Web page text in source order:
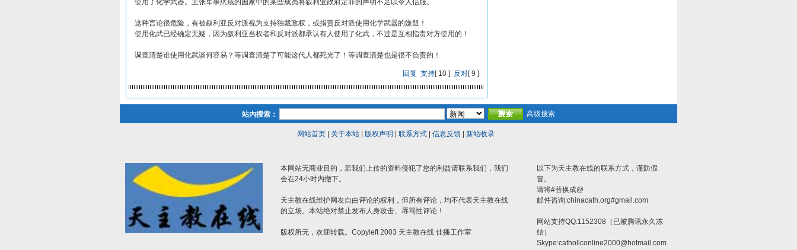
使用了化学武器。主张军事惩戒的国家中的某些成员将叙利亚政府定罪的声明不足以令人信服。
这种言论很危险，有被叙利亚反对派视为支持独裁政权，或指责反对派使用化学武器的嫌疑！
使用化武已经确定无疑，因为叙利亚当权者和反对派都承认有人使用了化武，不过是互相指责对方使用的！
调查清楚谁使用化武谈何容易？等调查清楚了可能这代人都死光了！等调查清楚也是很不负责的！
回复 支持[10 ] 反对[9 ]
站内搜索： 高级搜索
网站首页| 关于本站| 版权声明 联系方式| 信息反馈| 新站收录
本网站无商业目的，若我们上传的资料侵犯了您的利益请联系我们，我们
会在24小时内撤下。
天主教在线维护网友自由评论的权利，但所有评论，均不代表天主教在线
的立场。本站绝对禁止发布人身攻击、辱骂性评论！
版权所无，欢迎转载。Copyleft 2003 天主教在线 佳播工作室
以下为天主教在线的联系方式，谨防假
冒。
请将#替换成@
邮件咨询:chinacath.org#gmail.com
网站支持QQ:1152308（已被腾讯永久冻
结）
Skype:catholiconline2000@hotmail.com